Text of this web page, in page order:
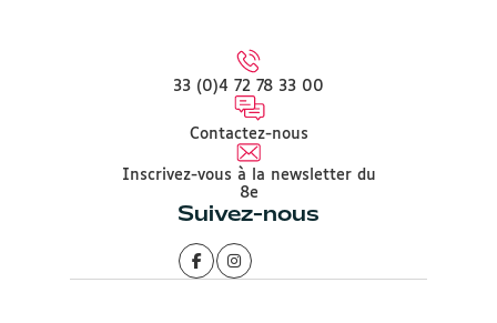
33 (0)4 72 78 33 00
Contactez-nous
Inscrivez-vous à la newsletter du
8e
Suivez-nous